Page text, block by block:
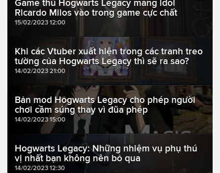
Game thủ Hogwarts Legacy mang idol
Ricardo Milos vào trong game cực chất
15/02/2023 12:00
Khi các Vtuber xuất hiện trong các tranh treo
tường của Hogwarts Legacy thì sẽ ra sao?
14/02/2023 21:00
Bản mod Hogwarts Legacy cho phép người
chơi cầm súng thay vì đũa phép
14/02/2023 15:00
Hogwarts Legacy: Những nhiệm vụ phụ thú
vị nhất bạn không nên bỏ qua
14/02/2023 12:30